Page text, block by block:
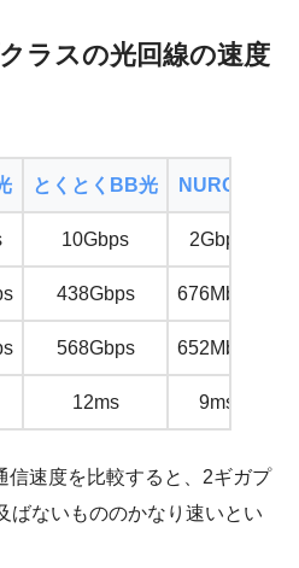
ラスの光回線の速度
とくとくBB光 NURO光
10Gbps 2Gbps
438Gbps 676Mbps
568Gbps 652Mbps
12ms 9ms
信速度を比較すると、2ギガプ
ばないもののかなり速いとい